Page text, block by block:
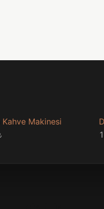
Kahve Makinesi